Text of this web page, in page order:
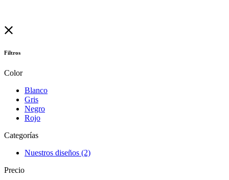
Filtros
Color
Blanco
Gris
Negro
Rojo
Categorías
Nuestros diseños (2)
Precio